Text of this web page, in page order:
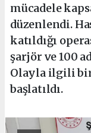
mücadele
düzenlendi.
katıldığı
şarjör ve 100
Olayla ilgili
başlatıldı.